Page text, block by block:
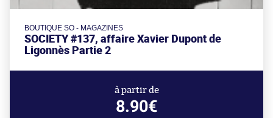
BOUTIQUE SO - MAGAZINES
SOCIETY #137, affaire Xavier Dupont de
Ligonnès Partie 2
à partir de
8.90€